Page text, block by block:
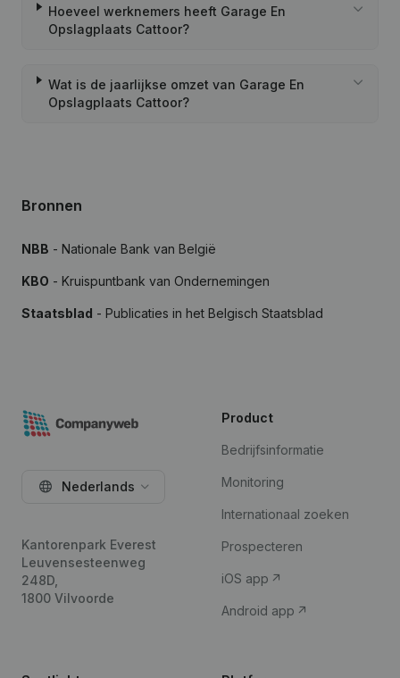
Hoeveel werknemers heeft Garage En
Opslagplaats Cattoor?
Wat is de jaarlijkse omzet van Garage En
Opslagplaats Cattoor?
Bronnen
NBB - Nationale Bank van België
KBO - Kruispuntbank van Ondernemingen
Staatsblad - Publicaties in het Belgisch Staatsblad
Nederlands
Kantorenpark Everest
Leuvensesteenweg
248D,
1800 Vilvoorde
Product
Bedrijfsinformatie
Monitoring
Internationaal zoeken
Prospecteren
iOS app
Android app